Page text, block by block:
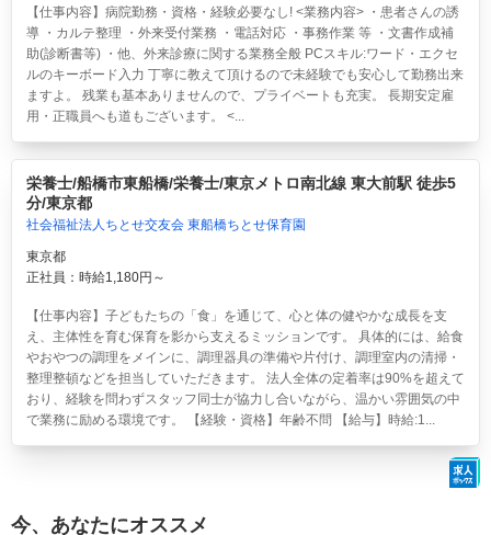
【仕事内容】病院勤務・資格・経験必要なし! <業務内容> ・患者さんの誘
導 ・カルテ整理 ・外来受付業務 ・電話対応 ・事務作業 等 ・文書作成補
助(診断書等) ・他、外来診療に関する業務全般 PCスキル:ワード・エクセ
ルのキーボード入力 丁寧に教えて頂けるので未経験でも安心して勤務出来
ますよ。 残業も基本ありませんので、プライベートも充実。 長期安定雇
用・正職員へも道もございます。 <...
栄養士/船橋市東船橋/栄養士/東京メトロ南北線 東大前駅 徒歩5
分/東京都
社会福祉法人ちとせ交友会 東船橋ちとせ保育園
東京都
正社員：時給1,180円～
【仕事内容】子どもたちの「食」を通じて、心と体の健やかな成長を支
え、主体性を育む保育を影から支えるミッションです。 具体的には、給食
やおやつの調理をメインに、調理器具の準備や片付け、調理室内の清掃・
整理整頓などを担当していただきます。 法人全体の定着率は90%を超えて
おり、経験を問わずスタッフ同士が協力し合いながら、温かい雰囲気の中
で業務に励める環境です。 【経験・資格】年齢不問 【給与】時給:1...
今、あなたにオススメ